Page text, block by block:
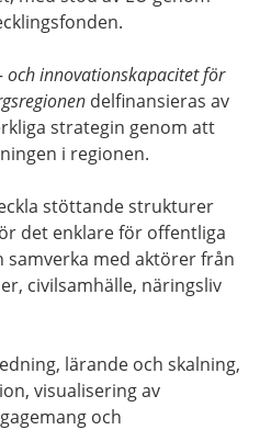
och innovationskapacitet för
delfinansieras av
strategin genom att
i regionen.
stöttande strukturer
det enklare för offentliga
med aktörer från
civilsamhälle, näringsliv
lärande och skalning,
visualisering av
och